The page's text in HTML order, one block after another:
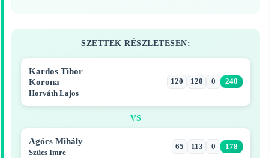
SZETTEK RÉSZLETESEN:
Kardos Tibor
Korona
Horváth Lajos
120 120 0 240
VS
Agócs Mihály
Szűcs Imre
65 113 0 178